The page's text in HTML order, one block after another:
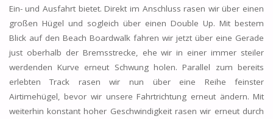
Ein- und Ausfahrt bietet. Direkt im Anschluss rasen wir über einen
großen Hügel und sogleich über einen Double Up. Mit bestem
Blick auf den Beach Boardwalk fahren wir jetzt über eine Gerade
just oberhalb der Bremsstrecke, ehe wir in einer immer steiler
werdenden Kurve erneut Schwung holen. Parallel zum bereits
erlebten Track rasen wir nun über eine Reihe feinster
Airtimehügel, bevor wir unsere Fahrtrichtung erneut ändern. Mit
weiterhin konstant hoher Geschwindigkeit rasen wir erneut durch